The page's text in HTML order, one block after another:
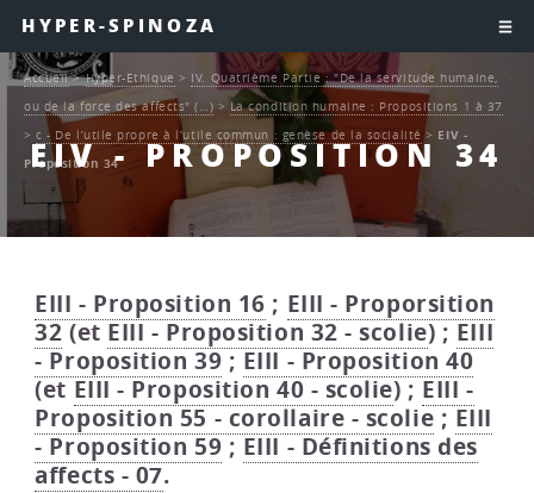
HYPER-SPINOZA
EIV - PROPOSITION 34
Accueil>Hyper-Ethique > IV. Quatrième Partie : "De la servitude humaine,
ou de la force des affects" (…) > La condition humaine : Propositions 1 à 37
>c - De l’utile propre à l’utile commun : genèse de la socialité > EIV -
Proposition 34
EIII - Proposition 16 ; EIII - Proporsition
32 (et EIII - Proposition 32 - scolie) ; EIII
- Proposition 39 ; EIII - Proposition 40
(et EIII - Proposition 40 - scolie) ; EIII -
Proposition 55 - corollaire - scolie ; EIII
- Proposition 59 ; EIII - Définitions des
affects - 07.